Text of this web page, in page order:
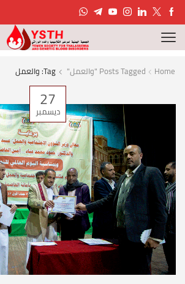
Home Posts Tagged "والعمل" Tag: والعمل
27
ديسمبر